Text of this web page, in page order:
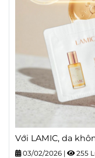
Với LAMIC, da
03/02/2026 | 255